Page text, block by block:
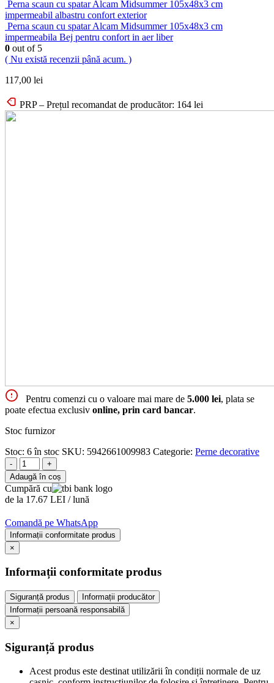
Perna scaun cu spatar Alcam Midsummer 105x48x3 cm
impermeabil albastru confort exterior
Perna scaun cu spatar Alcam Midsummer 105x48x3 cm
impermeabila Bej pentru confort in aer liber
0 out of 5
( Nu există recenzii până acum. )
117,00 lei
PRP – Prețul recomandat de producător: 164 lei
Pentru comenzi cu o valoare mai mare de 5.000 lei, plata se
poate efectua exclusiv online, prin card bancar.
Stoc furnizor
Stoc: 6 în stoc SKU: 5942661009983 Categorie: Perne decorative
-
+
Adaugă în coș
Cumpără cu
de la 17.67 LEI / lună
Comandă pe WhatsApp
Informații conformitate produs
×
Informații conformitate produs
Siguranță produs
Informații producător
Informații persoană responsabilă
×
Siguranță produs
Acest produs este destinat utilizării în condiții normale de uz